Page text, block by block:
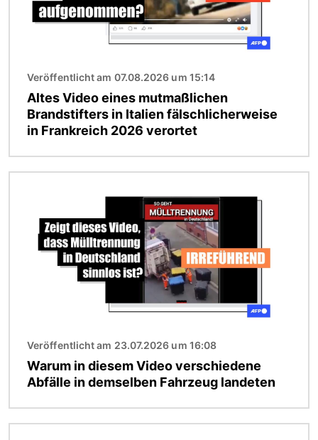
Veröffentlicht am 07.08.2026 um 15:14
Altes Video eines mutmaßlichen
Brandstifters in Italien fälschlicherweise
in Frankreich 2026 verortet
Veröffentlicht am 23.07.2026 um 16:08
Warum in diesem Video verschiedene
Abfälle in demselben Fahrzeug landeten